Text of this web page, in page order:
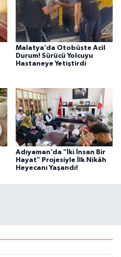
Malatya’da Otobüste Acil
Durum! Sürücü Yolcuyu
Hastaneye Yetiştirdi
Adıyaman’da "İki İnsan Bir
Hayat" Projesiyle İlk Nikâh
Heyecanı Yaşandı!